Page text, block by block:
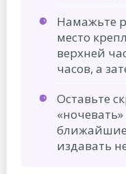
Намажьте
место
верхней
часов, а
Оставьте
ближайшие
издавать